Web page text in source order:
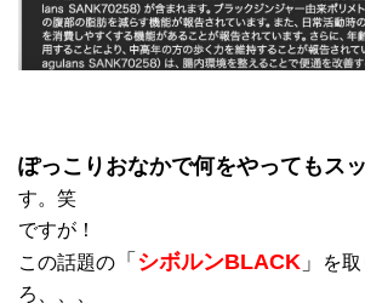
ぽっこりおなかで何をやってもス
す。笑
ですが！
この話題の 「 シボルンBLACK 」
を
ろ、、、